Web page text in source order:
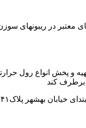
۱۵ سال سابقه در تهیه و
برطرف کند
خیابان بهشهر پلاک۴۱